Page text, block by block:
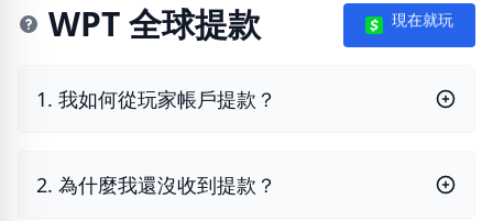
WPT 全球提款 現在就玩
1. 我如何從玩家帳戶提款？
2. 為什麼我還沒收到提款？